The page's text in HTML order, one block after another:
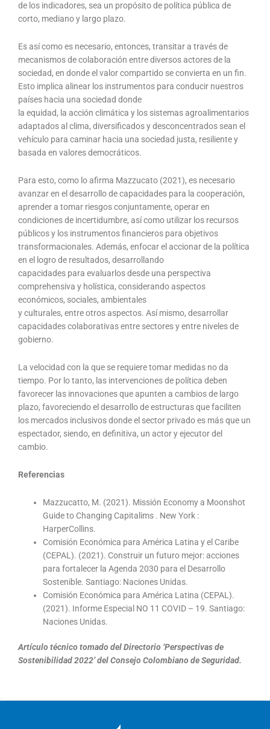
de los indicadores, sea un propósito de política pública de
corto, mediano y largo plazo.
Es así como es necesario, entonces, transitar a través de
mecanismos de colaboración entre diversos actores de la
sociedad, en donde el valor compartido se convierta en un fin.
Esto implica alinear los instrumentos para conducir nuestros
países hacia una sociedad donde
la equidad, la acción climática y los sistemas agroalimentarios
adaptados al clima, diversificados y desconcentrados sean el
vehículo para caminar hacia una sociedad justa, resiliente y
basada en valores democráticos.
Para esto, como lo afirma Mazzucato (2021), es necesario
avanzar en el desarrollo de capacidades para la cooperación,
aprender a tomar riesgos conjuntamente, operar en
condiciones de incertidumbre, así como utilizar los recursos
públicos y los instrumentos financieros para objetivos
transformacionales. Además, enfocar el accionar de la política
en el logro de resultados, desarrollando
capacidades para evaluarlos desde una perspectiva
comprehensiva y holística, considerando aspectos
económicos, sociales, ambientales
y culturales, entre otros aspectos. Así mismo, desarrollar
capacidades colaborativas entre sectores y entre niveles de
gobierno.
La velocidad con la que se requiere tomar medidas no da
tiempo. Por lo tanto, las intervenciones de política deben
favorecer las innovaciones que apunten a cambios de largo
plazo, favoreciendo el desarrollo de estructuras que faciliten
los mercados inclusivos donde el sector privado es más que un
espectador, siendo, en definitiva, un actor y ejecutor del
cambio.
Referencias
Mazzucatto, M. (2021). Missión Economy a Moonshot
Guide to Changing Capitalims . New York :
HarperCollins.
Comisión Económica para América Latina y el Caribe
(CEPAL). (2021). Construir un futuro mejor: acciones
para fortalecer la Agenda 2030 para el Desarrollo
Sostenible. Santiago: Naciones Unidas.
Comisión Económica para América Latina (CEPAL).
(2021). Informe Especial NO 11 COVID – 19. Santiago:
Naciones Unidas.
Artículo técnico tomado del Directorio ‘Perspectivas de
Sostenibilidad 2022’ del Consejo Colombiano de Seguridad.